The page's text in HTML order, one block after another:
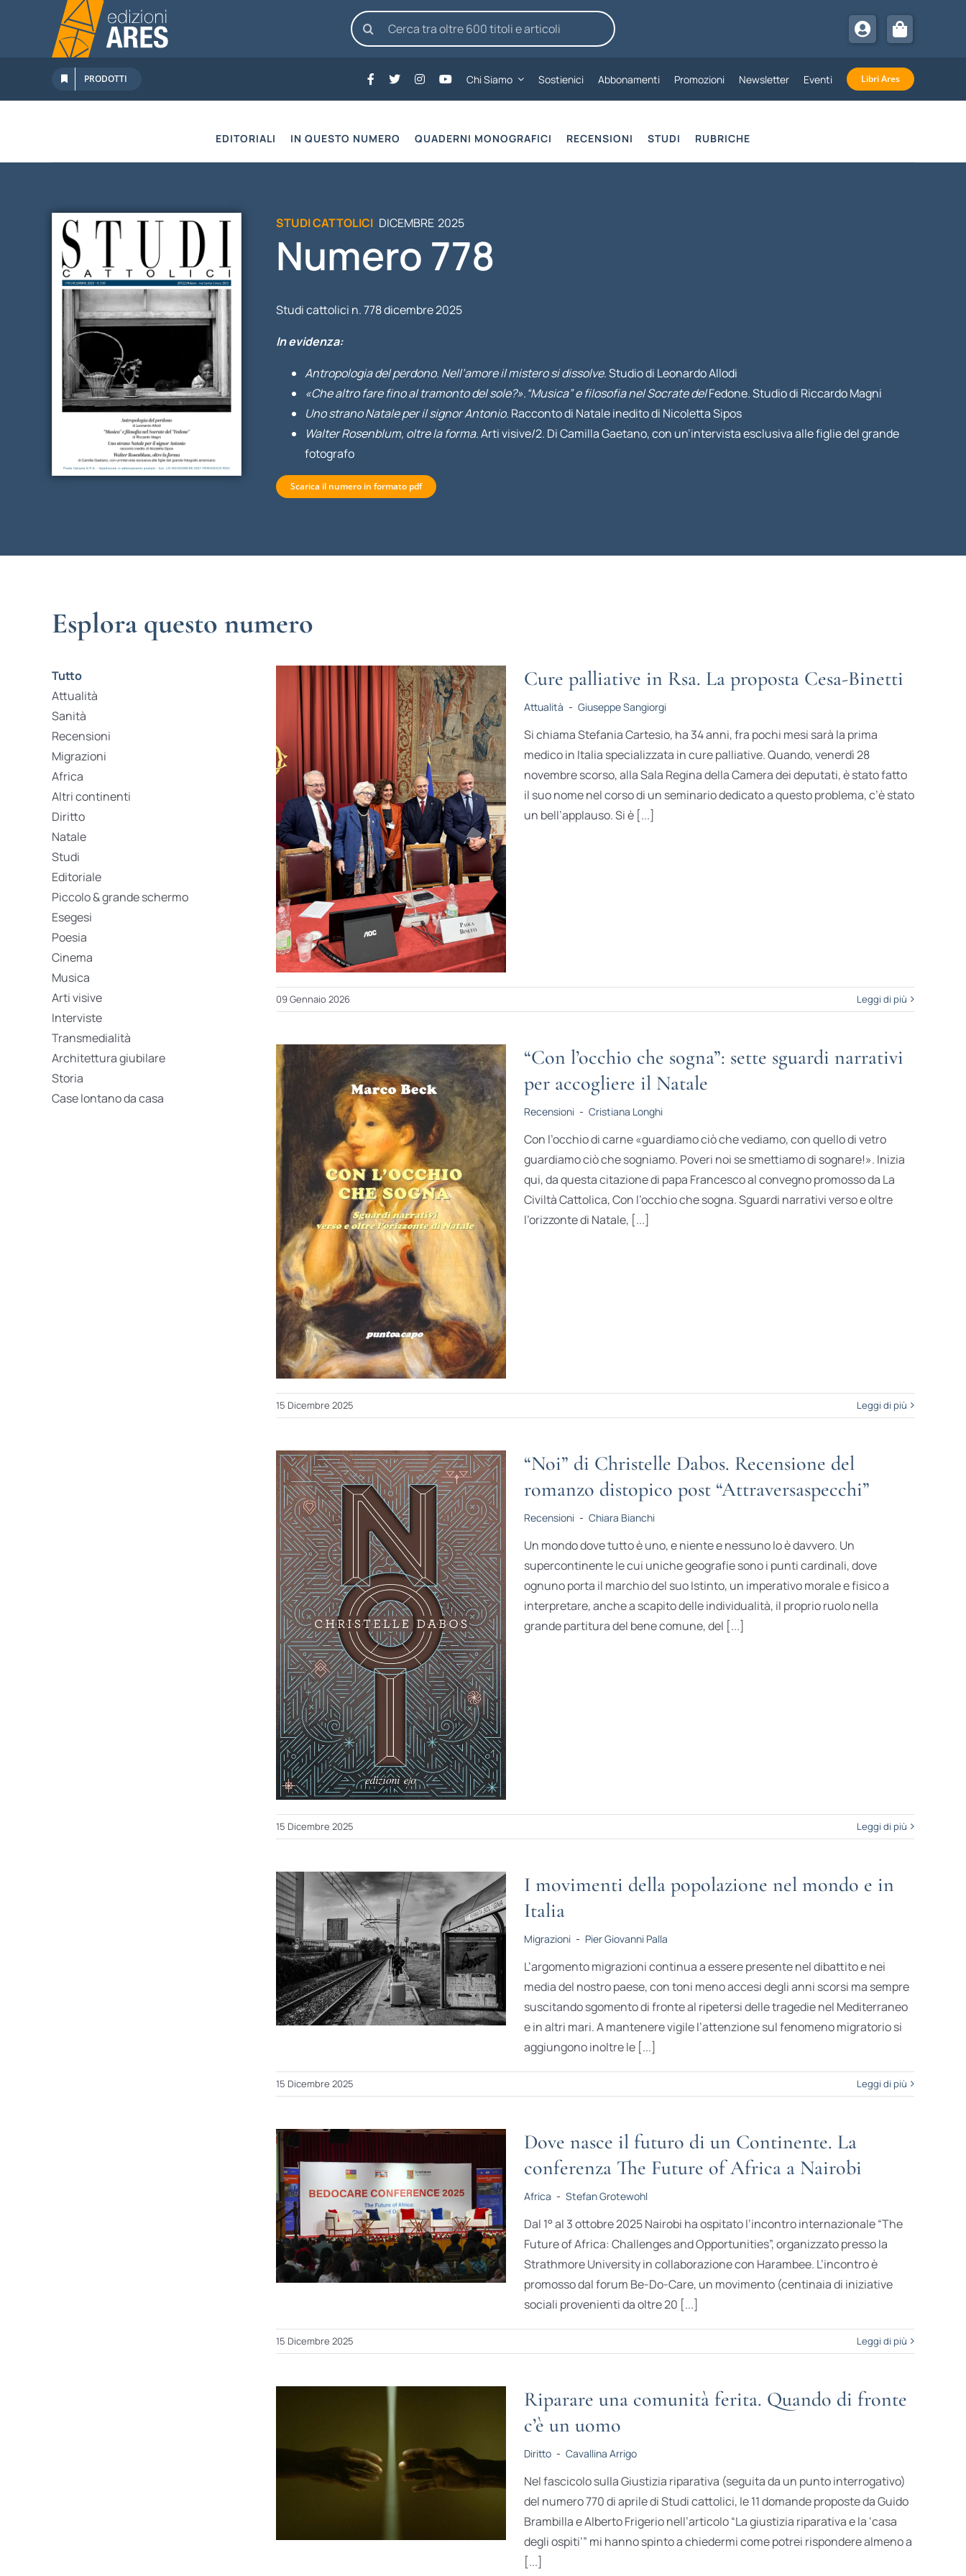
contenuto
Cerca
per:
PRODOTTI Chi Siamo Sostienici Abbonamenti Promozioni Newsletter Eventi Libri Ares
EDITORIALI IN QUESTO NUMERO QUADERNI MONOGRAFICI RECENSIONI STUDI RUBRICHE
STUDI CATTOLICI DICEMBRE 2025
Numero 778
Studi cattolici n. 778 dicembre 2025
In evidenza:
Antropologia del perdono. Nell’amore il mistero si dissolve. Studio di Leonardo Allodi
«Che altro fare fino al tramonto del sole?».“Musica” e filosofia nel Socrate delFedone.Studio di Riccardo Magni
Uno strano Natale per il signor Antonio. Racconto di Natale inedito di Nicoletta Sipos
Walter Rosenblum, oltre la forma.Arti visive/2. Di Camilla Gaetano, con un’intervista esclusiva alle figlie del grande
fotografo
Scarica il numero in formato pdf
Esplora questo numero
Tutto
Attualità
Sanità
Recensioni
Migrazioni
Africa
Altri continenti
Diritto
Natale
Studi
Editoriale
Piccolo & grande schermo
Esegesi
Poesia
Cinema
Musica
Arti visive
Interviste
Transmedialità
Architettura giubilare
Storia
Case lontano da casa
Cure palliative in Rsa. La proposta Cesa-Binetti
Attualità - Giuseppe Sangiorgi
Si chiama Stefania Cartesio, ha 34 anni, fra pochi mesi sarà la prima
medico in Italia specializzata in cure palliative. Quando, venerdì 28
novembre scorso, alla Sala Regina della Camera dei deputati, è stato fatto
il suo nome nel corso di un seminario dedicato a questo problema, c’è stato
un bell’applauso. Si è [...]
09 Gennaio 2026 Leggi di più
“Con l’occhio che sogna”: sette sguardi narrativi
per accogliere il Natale
Recensioni - Cristiana Longhi
Con l’occhio di carne «guardiamo ciò che vediamo, con quello di vetro
guardiamo ciò che sogniamo. Poveri noi se smettiamo di sognare!». Inizia
qui, da questa citazione di papa Francesco al convegno promosso da La
Civiltà Cattolica, Con l’occhio che sogna. Sguardi narrativi verso e oltre
l’orizzonte di Natale, [...]
15 Dicembre 2025 Leggi di più
“Noi” di Christelle Dabos. Recensione del
romanzo distopico post “Attraversaspecchi”
Recensioni - Chiara Bianchi
Un mondo dove tutto è uno, e niente e nessuno lo è davvero. Un
supercontinente le cui uniche geografie sono i punti cardinali, dove
ognuno porta il marchio del suo Istinto, un imperativo morale e fisico a
interpretare, anche a scapito delle individualità, il proprio ruolo nella
grande partitura del bene comune, del [...]
15 Dicembre 2025 Leggi di più
I movimenti della popolazione nel mondo e in
Italia
Migrazioni - Pier Giovanni Palla
L’argomento migrazioni continua a essere presente nel dibattito e nei
media del nostro paese, con toni meno accesi degli anni scorsi ma sempre
suscitando sgomento di fronte al ripetersi delle tragedie nel Mediterraneo
e in altri mari. A mantenere vigile l’attenzione sul fenomeno migratorio si
aggiungono inoltre le [...]
15 Dicembre 2025 Leggi di più
Dove nasce il futuro di un Continente. La
conferenza The Future of Africa a Nairobi
Africa - Stefan Grotewohl
Dal 1° al 3 ottobre 2025 Nairobi ha ospitato l’incontro internazionale “The
Future of Africa: Challenges and Opportunities”, organizzato presso la
Strathmore University in collaborazione con Harambee. L’incontro è
promosso dal forum Be-Do-Care, un movimento (centinaia di iniziative
sociali provenienti da oltre 20 [...]
15 Dicembre 2025 Leggi di più
Riparare una comunità ferita. Quando di fronte
c’è un uomo
Diritto - Cavallina Arrigo
Nel fascicolo sulla Giustizia riparativa (seguita da un punto interrogativo)
del numero 770 di aprile di Studi cattolici, le 11 domande proposte da Guido
Brambilla e Alberto Frigerio nell’articolo “La giustizia riparativa e la ‘casa
degli ospiti’” mi hanno spinto a chiedermi come potrei rispondere almeno a
[...]